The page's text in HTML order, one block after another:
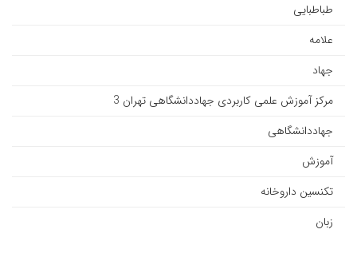
طباطبایی
علامه
جهاد
مرکز آموزش علمی کاربردی جهاددانشگاهی تهران 3
جهاددانشگاهی
آموزش
تکنسین داروخانه
زبان